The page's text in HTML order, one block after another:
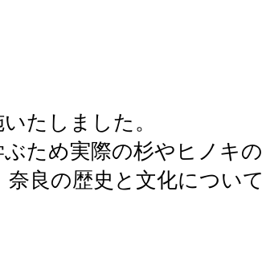
たしました。
ため実際の杉やヒノキの
良の歴史と文化について